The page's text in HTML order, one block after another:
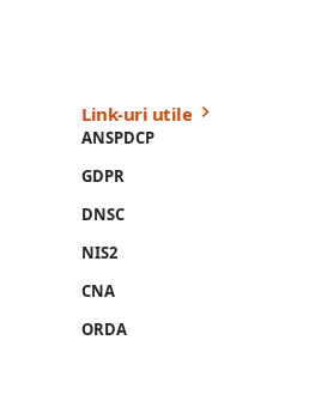
Link-uri utile
ANSPDCP
GDPR
DNSC
NIS2
CNA
ORDA